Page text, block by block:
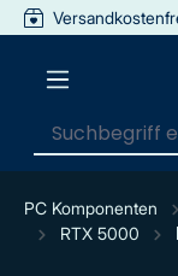
springen
PC Komponenten
RTX 5000